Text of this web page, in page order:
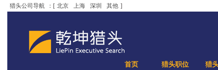
猎头公司导航 ：[ 北京 上海 深圳 其他 ]
首页 猎头职位 猎